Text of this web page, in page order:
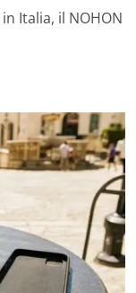
Italia, il NOHON